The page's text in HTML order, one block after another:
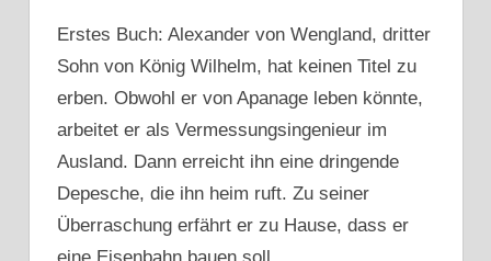
Erstes Buch: Alexander von Wengland, dritter
Sohn von König Wilhelm, hat keinen Titel zu
erben. Obwohl er von Apanage leben könnte,
arbeitet er als Vermessungsingenieur im
Ausland. Dann erreicht ihn eine dringende
Depesche, die ihn heim ruft. Zu seiner
Überraschung erfährt er zu Hause, dass er